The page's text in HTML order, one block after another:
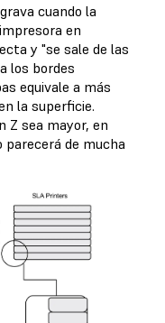
cuando la
en
y "se sale de las
los bordes
equivale a más
la superficie.
Z sea mayor, en
de mucha